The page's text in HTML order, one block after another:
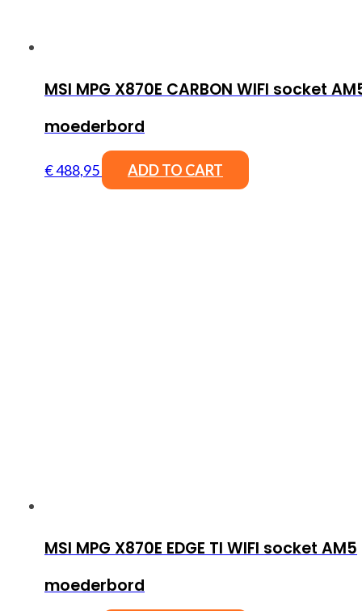
MSI MPG X870E CARBON WIFI socket
moederbord
€488,95 ADD TO CART
MSI MPG X870E EDGE TI WIFI socket AM5
moederbord